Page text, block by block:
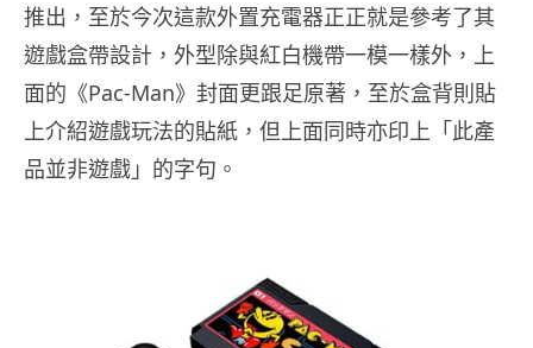
推出，至於今次這款外置充電器正正就是參考了其
遊戲盒帶設計，外型除與紅白機帶一模一樣外，上
面的《Pac-Man》封面更跟足原著，至於盒背則貼
上介紹遊戲玩法的貼紙，但上面同時亦印上「此產
品並非遊戲」的字句。